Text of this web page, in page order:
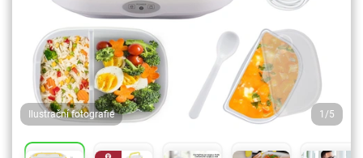
Ilustrační fotografie 1/5